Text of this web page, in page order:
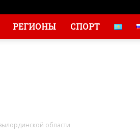
РЕГИОНЫ СПОРТ
области